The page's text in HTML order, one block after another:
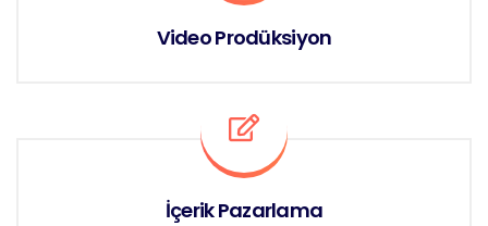
Video Prodüksiyon
İçerik Pazarlama